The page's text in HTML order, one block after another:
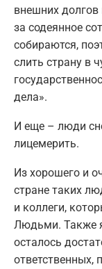
внешних
за содеянное
собираются,
слить страну в
дела».
И еще – люди
лицемерить.
Из хорошего и
стране таких
и коллеги,
Людьми. Также
осталось